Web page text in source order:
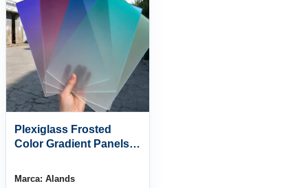
Plexiglass Frosted
Color Gradient Panels |
thickness
Marca: Alands